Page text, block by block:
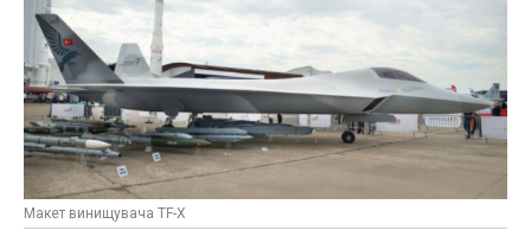
Макет винищувача TF-X